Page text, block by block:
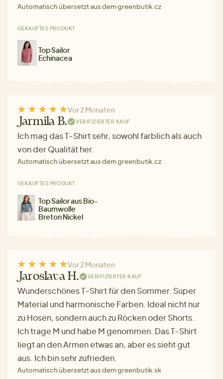
Automatisch übersetzt aus dem greenbutik.cz
GEKAUFTES PRODUKT
Top Sailor
Echinacea
Vor 2 Monaten
Jarmila B. VERIFIZIERTER KAUF
Ich mag das T-Shirt sehr, sowohl farblich als auch
von der Qualität her.
Automatisch übersetzt aus dem greenbutik.cz
GEKAUFTES PRODUKT
Top Sailor aus Bio-
Baumwolle
Breton Nickel
Vor 2 Monaten
Jaroslava H. VERIFIZIERTER KAUF
Wunderschönes T-Shirt für den Sommer. Super
Material und harmonische Farben. Ideal nicht nur
zu Hosen, sondern auch zu Röcken oder Shorts.
Ich trage M und habe M genommen. Das T-Shirt
liegt an den Armen etwas an, aber es sieht gut
aus. Ich bin sehr zufrieden.
Automatisch übersetzt aus dem greenbutik.sk